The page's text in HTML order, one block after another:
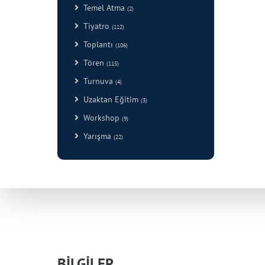
Temel Atma (2)
Tiyatro (112)
Toplantı (106)
Tören (115)
Turnuva (4)
Uzaktan Eğitim (3)
Workshop (9)
Yarışma (22)